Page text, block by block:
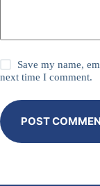
Save my name,
next time I comment.
POST